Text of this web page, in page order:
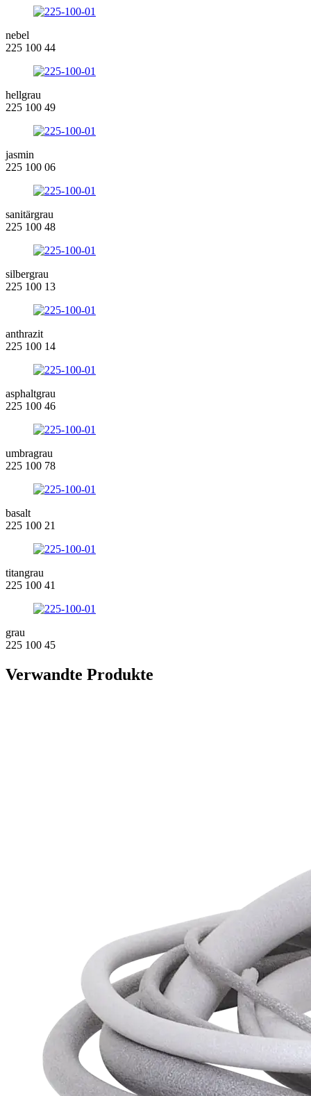
nebel
225 100 44
hellgrau
225 100 49
jasmin
225 100 06
sanitärgrau
225 100 48
silbergrau
225 100 13
anthrazit
225 100 14
asphaltgrau
225 100 46
umbragrau
225 100 78
basalt
225 100 21
titangrau
225 100 41
grau
225 100 45
Verwandte Produkte